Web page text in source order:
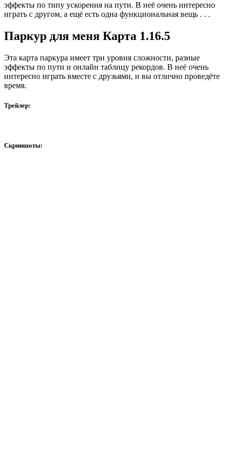
эффекты по типу ускорения на пути. В неё очень интересно
играть с другом, а ещё есть одна функциональная вещь . . .
Паркур для меня Карта 1.16.5
Эта карта паркура имеет три уровня сложности, разные
эффекты по пути и онлайн таблицу рекордов. В неё очень
интересно играть вместе с друзьями, и вы отлично проведёте
время.
Трейлер:
Скриншоты: